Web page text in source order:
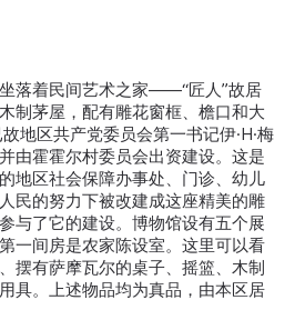
落着民间艺术之家——“匠人”故居
制茅屋，配有雕花窗框、檐口和大
地区共产党委员会第一书记伊·Н·梅
由霍霍尔村委员会出资建设。这是
地区社会保障办事处、门诊、幼儿
民的努力下被改建成这座精美的雕
与了它的建设。博物馆设有五个展
一间房是农家陈设室。这里可以看
摆有萨摩瓦尔的桌子、摇篮、木制
具。上述物品均为真品，由本区居